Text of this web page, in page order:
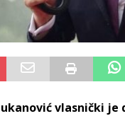
vlasnički